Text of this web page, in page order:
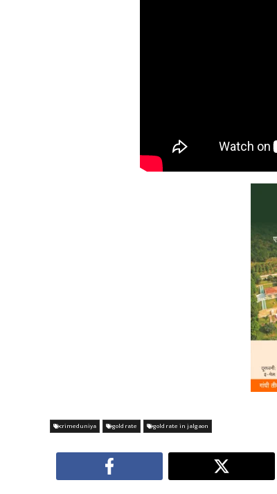
crimeduniya gold rate gold rate in jalgaon